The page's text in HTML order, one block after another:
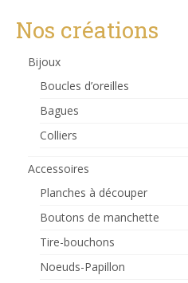
Nos créations
Bijoux
Boucles d’oreilles
Bagues
Colliers
Accessoires
Planches à découper
Boutons de manchette
Tire-bouchons
Noeuds-Papillon